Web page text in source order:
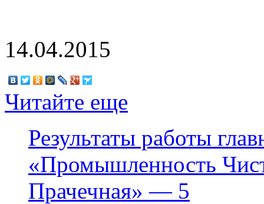
14.04.2015
Читайте еще
Результаты работы
«Промышленность
Прачечная» — 5